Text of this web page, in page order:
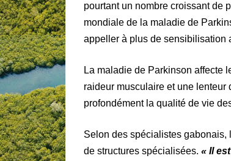
pourtant un nombre croissant de
mondiale de la maladie de
appeller à plus de sensibilisation
La maladie de Parkinson affecte
raideur musculaire et une
profondément la qualité de vie
Selon des spécialistes gabonais,
de structures spécialisées. « Il